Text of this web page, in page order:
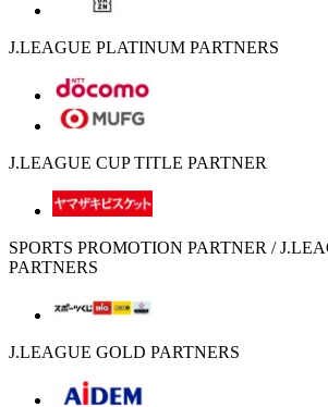
J.LEAGUE PLATINUM PARTNERS
J.LEAGUE CUP TITLE PARTNER
SPORTS PROMOTION PARTNER /
PARTNERS
J.LEAGUE GOLD PARTNERS